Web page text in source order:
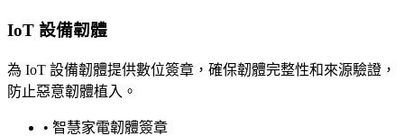
IoT 設備韌體
為 IoT 設備韌體提供數位簽章，確保韌體完整性和來源驗證，
防止惡意韌體植入。
• 智慧家電韌體簽章